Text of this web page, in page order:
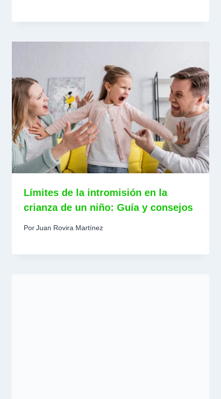
Límites de la intromisión en la
crianza de un niño: Guía y consejos
PorJuan Rovira Martínez